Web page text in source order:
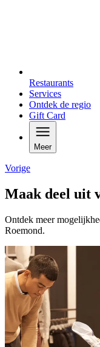
Restaurants
Services
Ontdek de regio
Gift Card
Meer
Vorige
Maak deel uit
Ontdek meer
Roemond.